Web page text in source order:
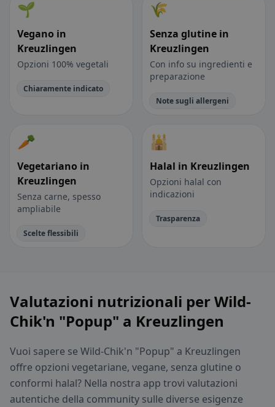
🌱
Vegano in
Kreuzlingen
Opzioni 100% vegetali
Chiaramente indicato
🌾
Senza glutine in
Kreuzlingen
Con info su ingredienti e
preparazione
Note sugli allergeni
🥕
Vegetariano in
Kreuzlingen
Senza carne, spesso
ampliabile
Scelte flessibili
🕌
Halal in Kreuzlingen
Opzioni halal con
indicazioni
Trasparenza
Valutazioni nutrizionali per Wild-
Chik'n "Popup" a Kreuzlingen
Vuoi sapere se Wild-Chik'n "Popup" a Kreuzlingen
offre opzioni vegetariane, vegane, senza glutine o
conformi halal? Nella nostra app trovi valutazioni
autentiche della community sulle diverse esigenze